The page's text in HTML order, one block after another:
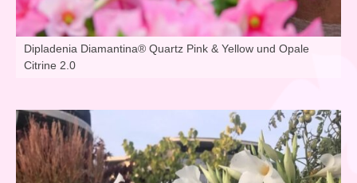
Dipladenia Diamantina® Quartz Pink & Yellow und Opale
Citrine 2.0